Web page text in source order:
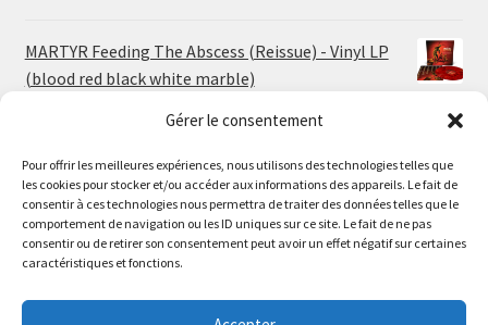
Gérer le consentement
Pour offrir les meilleures expériences, nous utilisons des technologies telles que
les cookies pour stocker et/ou accéder aux informations des appareils. Le fait de
consentir à ces technologies nous permettra de traiter des données telles que le
comportement de navigation ou les ID uniques sur ce site. Le fait de ne pas
consentir ou de retirer son consentement peut avoir un effet négatif sur certaines
caractéristiques et fonctions.
Le magasin de Lyon sera fermé du 30 juillet au 17 août
inclus. Les commandes seront expédiées à partir du 18
The physical record shop will be closed from july 30th to
MARTYR Feeding The Abscess (Reissue) - Vinyl LP
(blood red black white marble)
MARTYR Warp Zone (Reissue) - Vinyl LP (swamp
green orange marble)
23.00€